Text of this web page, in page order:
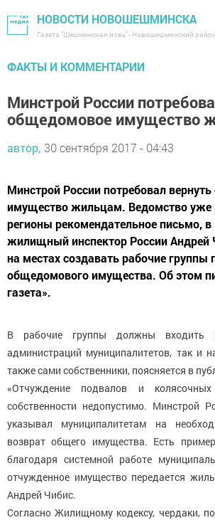
НОВОСТИ НОВОШЕШМИНСКА
Газета "Шешминская новь" - Новошешминский район
ФАКТЫ И КОММЕНТАРИИ
Минстрой России
общедомовое имущество
автор, 30 сентября 2017 - 04:43
Минстрой России потребовал
имущество жильцам. Ведомство уже
регионы рекомендательное письмо,
жилищный инспектор России Андрей
на местах создавать рабочие группы
общедомового имущества. Об этом
газета».
В рабочие группы должны входить
администраций муниципалитетов, так и
также сами собственники, поясняется в
«Отчуждение подвалов и
собственности недопустимо. Минстрой
указывал муниципалитетам на
возврат общего имущества. Есть
благодаря системной работе
отчужденное имущество передается
Андрей Чибис.
Согласно Жилищному кодексу, чердаки,